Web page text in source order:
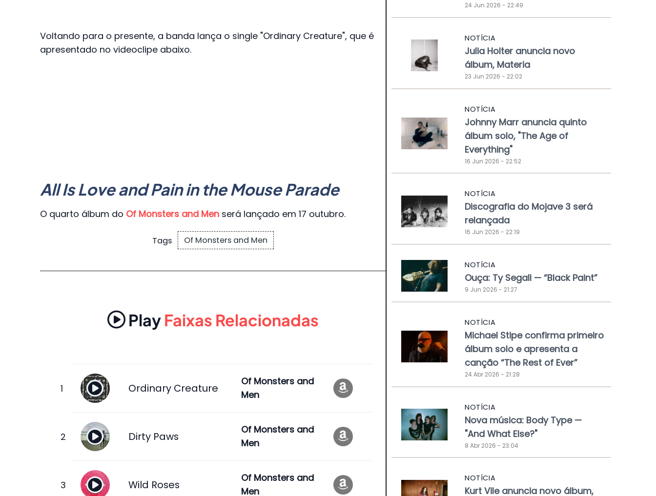
Voltando para o presente, a banda lança o single "Ordinary Creature", que é
apresentado no videoclipe abaixo.
All Is Love and Pain in the Mouse Parade
O quarto álbum do Of Monsters and Men será lançado em 17 outubro.
Tags Of Monsters and Men
PlayFaixas Relacionadas
Ordinary Creature
Of Monsters and
Men
Dirty Paws
Of Monsters and
Men
Wild Roses
Of Monsters and
Men
24 Jun 2026 - 22:49
NOTÍCIA
Julia Holter anuncia novo
álbum, Materia
23 Jun 2026 - 22:02
NOTÍCIA
Johnny Marr anuncia quinto
álbum solo, "The Age of
Everything"
16 Jun 2026 - 22:52
NOTÍCIA
Discografia do Mojave 3 será
relançada
16 Jun 2026 - 22:19
NOTÍCIA
Ouça: Ty Segall — “Black Paint”
9 Jun 2026 - 21:27
NOTÍCIA
Michael Stipe confirma primeiro
álbum solo e apresenta a
canção “The Rest of Ever”
24 Abr 2026 - 21:28
NOTÍCIA
Nova música: Body Type —
"And What Else?"
8 Abr 2026 - 23:04
NOTÍCIA
Kurt Vile anuncia novo álbum,